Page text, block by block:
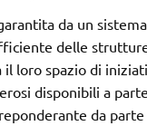
da un
delle
loro spazio di
disponibili a
da